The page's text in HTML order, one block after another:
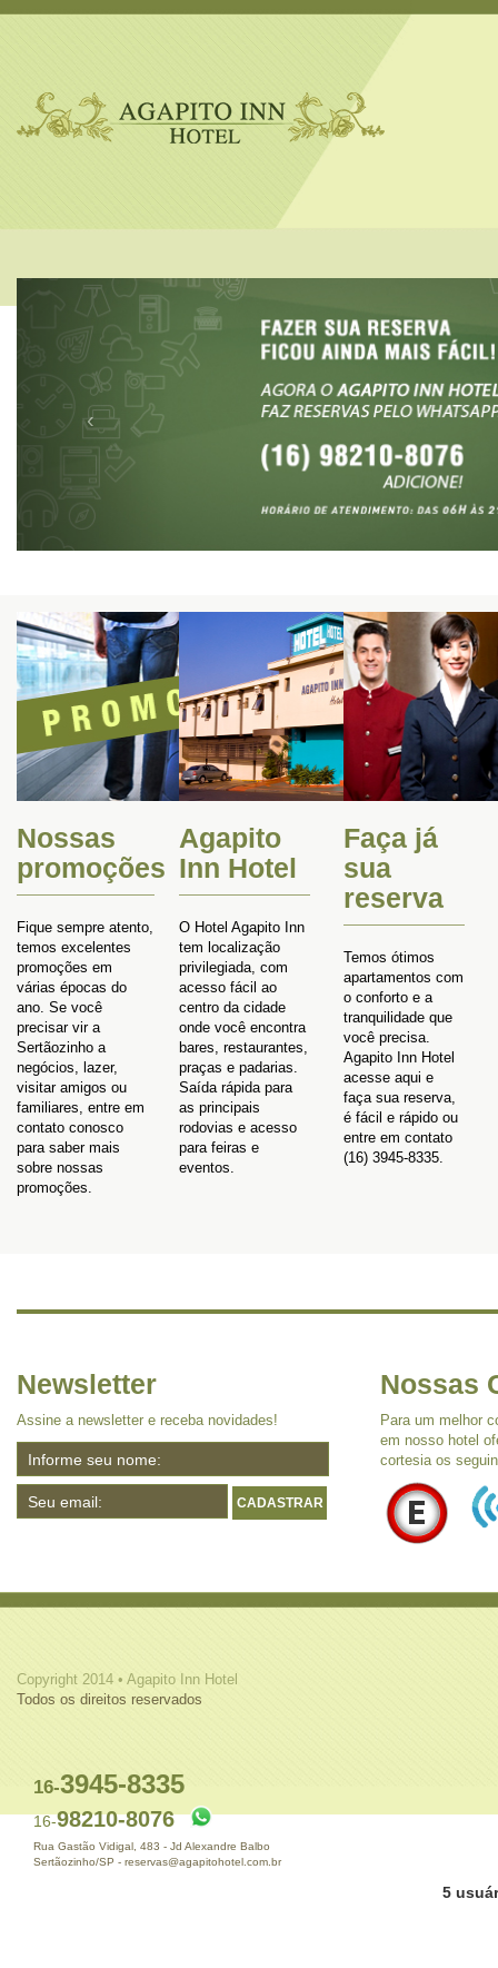
Nossas
promoções
Fique sempre atento,
temos excelentes
promoções em
várias épocas do
ano. Se você
precisar vir a
Sertãozinho a
negócios, lazer,
visitar amigos ou
familiares, entre em
contato conosco
para saber mais
sobre nossas
promoções.
Agapito
Inn Hotel
O Hotel Agapito Inn
tem localização
privilegiada, com
acesso fácil ao
centro da cidade
onde você encontra
bares, restaurantes,
praças e padarias.
Saída rápida para
as principais
rodovias e acesso
para feiras e
eventos.
Faça já
sua
reserva
Temos ótimos
apartamentos com
o conforto e a
tranquilidade que
você precisa.
Agapito Inn Hotel
acesse aqui e
faça sua reserva,
é fácil e rápido ou
entre em contato
(16) 3945-8335.
Newsletter
Assine a newsletter e receba novidades!
CADASTRAR
Nossas
Para um melhor
em nosso hotel
cortesia os
Copyright 2014 • Agapito Inn Hotel
Todos os direitos reservados
16-3945-8335
16-98210-8076
Rua Gastão Vidigal, 483 - Jd Alexandre Balbo
Sertãozinho/SP - reservas@agapitohotel.com.br
5